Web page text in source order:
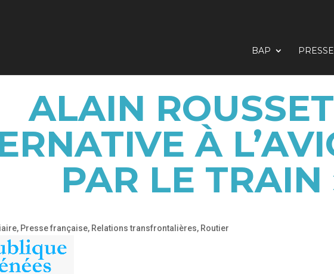
BAP PRESSE
ALAIN
À
PAR LE TRAIN
, Presse française, Relations transfrontalières, Routier